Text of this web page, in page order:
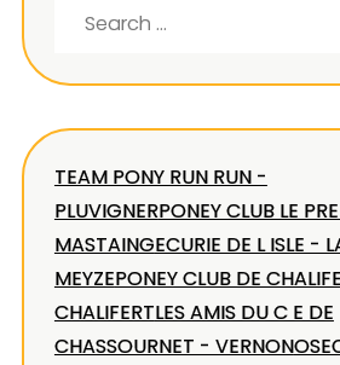
TEAM PONY RUN RUN -
PLUVIGNERPONEY CLUB LE
MASTAINGECURIE DE L ISLE -
MEYZEPONEY CLUB DE
CHALIFERTLES AMIS DU C E DE
CHASSOURNET - VERNON